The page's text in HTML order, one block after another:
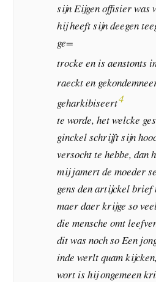
sijn Eijgen offisier was
hij heeft sijn deegen
ge=
trocke en is aenstonts
raeckt en
geharkibiseert4
te worde, het welcke
ginckel schrijft sijn
versocht te hebbe, dan
mij jamert de moeder
gens den artijckel brief
maer daer krijge so
die mensche omt
dit was noch so Een
inde werlt quam
wort is hij ongemeen